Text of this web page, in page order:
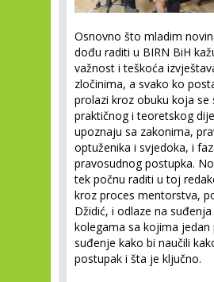
Osnovno što mladim
dođu raditi u BIRN BiH
važnost i teškoća
zločinima, a svako ko
prolazi kroz obuku koja se
praktičnog i teoretskog
upoznaju sa zakonima,
optuženika i svjedoka, i
pravosudnog postupka.
tek počnu raditi u toj
kroz proces mentorstva,
Džidić, i odlaze na
kolegama sa kojima jedan
suđenje kako bi naučili
postupak i šta je ključno.